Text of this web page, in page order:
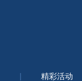
精彩活动